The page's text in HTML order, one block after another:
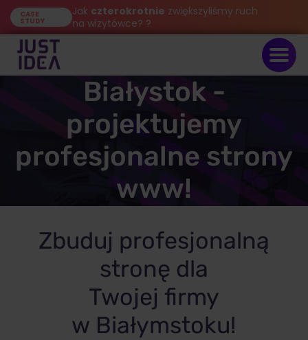
CASE
STUDY
Jak czterokrotnie zwiększyliśmy ruch
na wizytówce? ?
Strony internetowe
Białystok -
projektujemy
profesjonalne strony
www!
Zbuduj profesjonalną
stronę dla
Twojej firmy
w Białymstoku!